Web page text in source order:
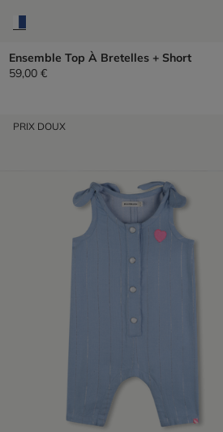
Ensemble Top À Bretelles + Short
59,00 €
PRIX DOUX